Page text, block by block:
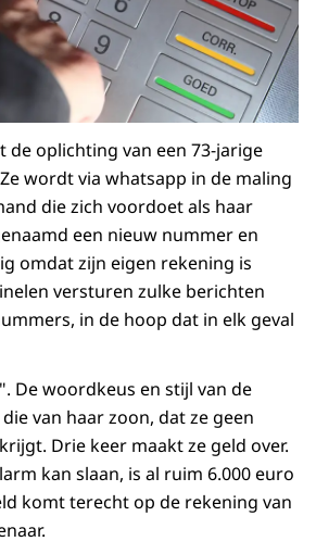
de oplichting van een 73-jarige
wordt via whatsapp in de maling
die zich voordoet als haar
een nieuw nummer en
omdat zijn eigen rekening is
versturen zulke berichten
in de hoop dat in elk geval
De woordkeus en stijl van de
van haar zoon, dat ze geen
Drie keer maakt ze geld over.
kan slaan, is al ruim 6.000 euro
komt terecht op de rekening van